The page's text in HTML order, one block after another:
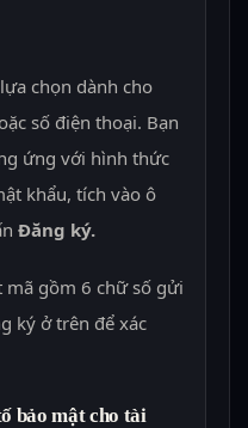
chọn dành cho
số điện thoại. Bạn
ứng với hình thức
khẩu, tích vào ô
Đăng ký.
mã gồm 6 chữ số gửi
ký ở trên để xác
bảo mật cho tài